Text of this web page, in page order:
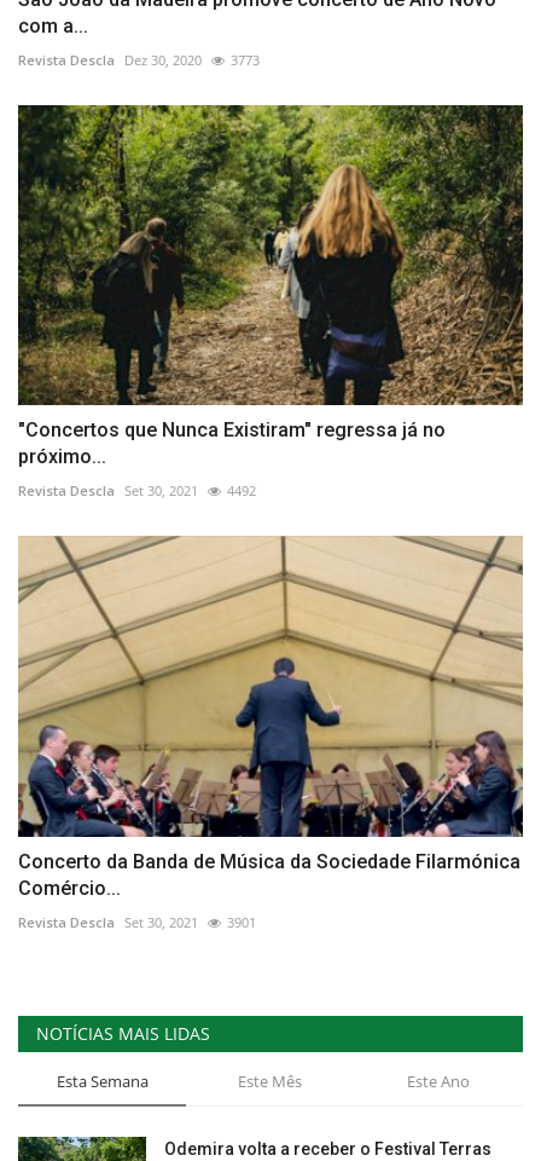
com a...
Revista Descla Dez 30, 2020 3773
"Concertos que Nunca Existiram" regressa já no
próximo...
Revista Descla Set 30, 2021 4492
Concerto da Banda de Música da Sociedade Filarmónica
Comércio...
Revista Descla Set 30, 2021 3901
NOTÍCIAS MAIS LIDAS
Esta Semana Este Mês Este Ano
Odemira volta a receber o Festival Terras